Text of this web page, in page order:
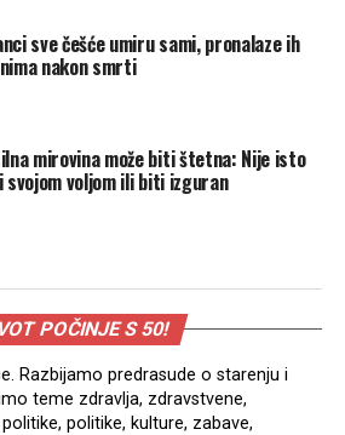
sve češće umiru sami, pronalaze ih
nakon smrti
mirovina može biti štetna: Nije isto
svojom voljom ili biti izguran
POČINJE S 50!
Razbijamo predrasude o starenju i
teme zdravlja, zdravstvene,
politike, kulture, zabave,